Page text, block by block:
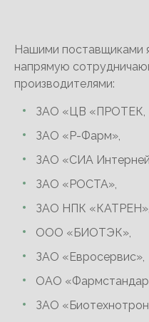
Нашими поставщиками
напрямую
производителями:
ЗАО «ЦВ «ПРОТЕК,
ЗАО «Р-Фарм»,
ЗАО «СИА
ЗАО «РОСТА»,
ЗАО НПК «КАТРЕН»,
ООО «БИОТЭК»,
ЗАО «Евросервис»,
ОАО
ЗАО